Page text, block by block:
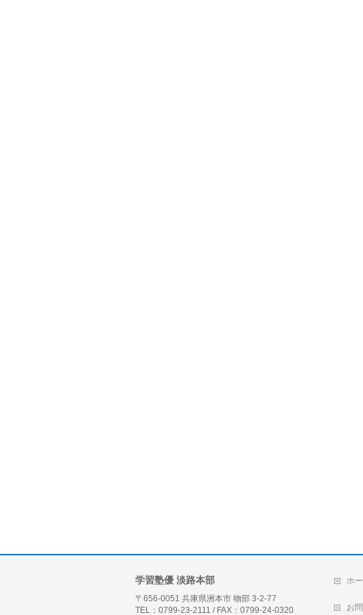
学習塾優 淡路本部
〒656-0051 兵庫県洲本市 物部 3-2-77
TEL：0799-23-2111 / FAX：0799-24-0320
ホ
お